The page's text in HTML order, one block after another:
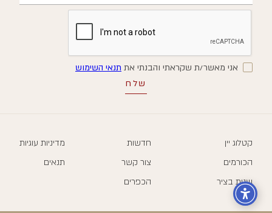
אני מאשר/ת שקראתי והבנתי את תנאי השימוש
קטלוג יין
הכורמים
שנות בציר
חדשות
צור קשר
הכפרים
מדיניות עוגיות
תנאים